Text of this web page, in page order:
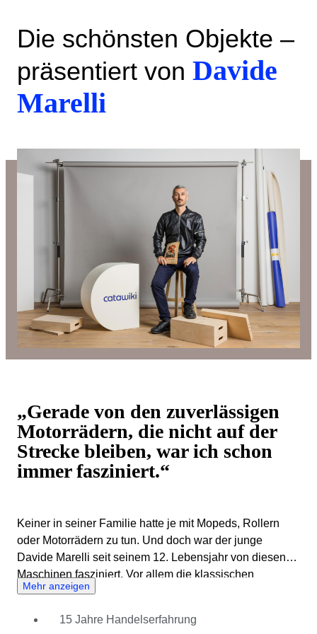
Die schönsten Objekte –
präsentiert von Davide
Marelli
„Gerade von den zuverlässigen
Motorrädern, die nicht auf der
Strecke bleiben, war ich schon
immer fasziniert.“
Keiner in seiner Familie hatte je mit Mopeds, Rollern
oder Motorrädern zu tun. Und doch war der junge
Davide Marelli seit seinem 12. Lebensjahr von diesen
Maschinen fasziniert. Vor allem die klassischen
Motorräder aus den 1950er Jahren und natürlich auch
dauerte es auch nicht lange, bis er selbst mit dem
Mehr anzeigen
15 Jahre Handelserfahrung